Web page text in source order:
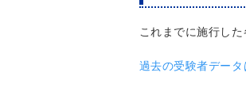
これまでに施行し
過去の受験者データ